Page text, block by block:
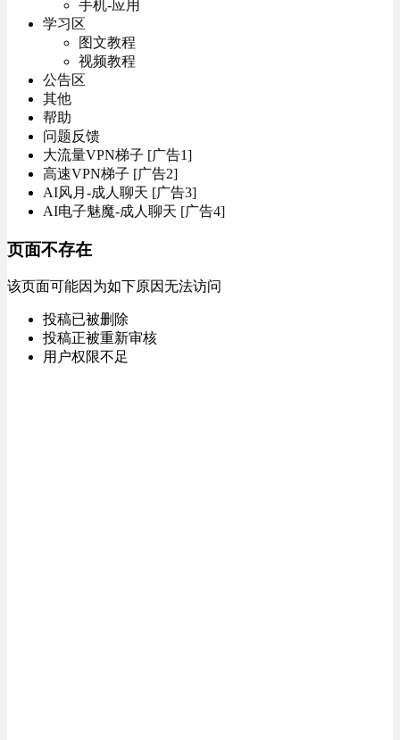
手机-应用
学习区
图文教程
视频教程
公告区
其他
帮助
问题反馈
大流量VPN梯子 [广告1]
高速VPN梯子 [广告2]
AI风月-成人聊天 [广告3]
AI电子魅魔-成人聊天 [广告4]
页面不存在
该页面可能因为如下原因无法访问
投稿已被删除
投稿正被重新审核
用户权限不足